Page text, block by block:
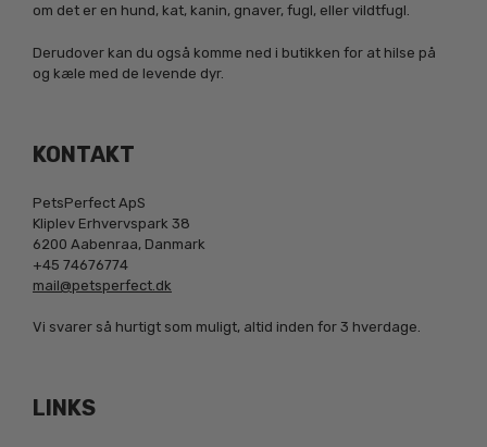
om det er en hund, kat, kanin, gnaver, fugl, eller vildtfugl.
Derudover kan du også komme ned i butikken for at hilse på
og kæle med de levende dyr.
KONTAKT
PetsPerfect ApS
Kliplev Erhvervspark 38
6200 Aabenraa, Danmark
+45 74676774
mail@petsperfect.dk
Vi svarer så hurtigt som muligt, altid inden for 3 hverdage.
LINKS